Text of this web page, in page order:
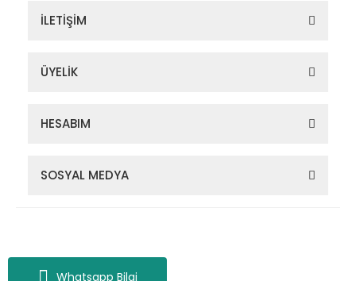
Whatsapp Bilgi
İLETİŞİM
ÜYELİK
HESABIM
SOSYAL MEDYA